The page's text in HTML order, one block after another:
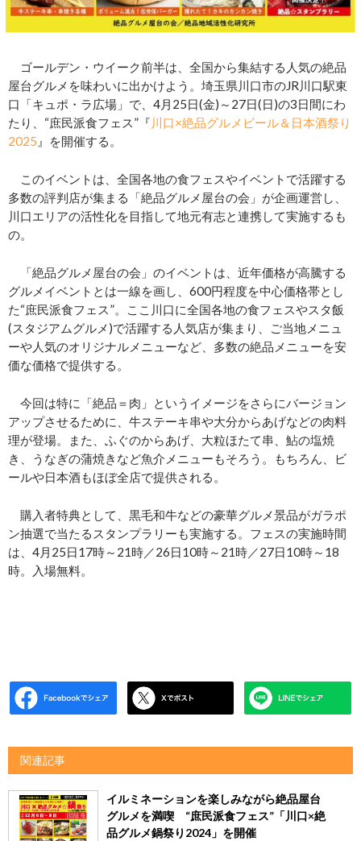
ゴールデン・ウイーク前半は、全国から集結する人気の絶品
屋台グルメを味わいに出かけよう。埼玉県川口市のJR川口駅東
口「キュポ・ラ広場」で、4月25日(金)～27日(日)の3日間にわ
たり、“庶民派食フェス”『 川口×絶品グルメビール＆日本酒祭り
2025 』を開催する。
このイベントは、全国各地の食フェスやイベントで活躍する
多数の評判店が集まる「絶品グルメ屋台の会」が企画運営し、
川口エリアの活性化を目指して地元有志と連携して実施するも
の。
「絶品グルメ屋台の会」のイベントは、近年価格が高騰する
グルメイベントとは一線を画し、600円程度を中心価格帯とし
た“庶民派食フェス”。ここ川口に全国各地の食フェスやスタ飯
(スタジアムグルメ)で活躍する人気店が集まり、ご当地メニュ
ーや人気のオリジナルメニューなど、多数の絶品メニューを安
価な価格で提供する。
今回は特に「絶品＝肉」というイメージをさらにバージョン
アップさせるために、牛ステーキ串や大分からあげなどの肉料
理が登場。また、ふぐのからあげ、大粒ほたて串、鮎の塩焼
き、うなぎの蒲焼きなど魚介メニューもそろう。もちろん、ビ
ールや日本酒もほぼ全店で提供される。
購入者特典として、黒毛和牛などの豪華グルメ景品がガラポ
ン抽選で当たるスタンプラリーも実施する。フェスの実施時間
は、4月25日17時～21時／26日10時～21時／27日10時～18
時。入場無料。
関連記事
イルミネーションを楽しみながら絶品屋台
グルメを満喫 “庶民派食フェス”「川口×絶
品グルメ鍋祭り2024」を開催